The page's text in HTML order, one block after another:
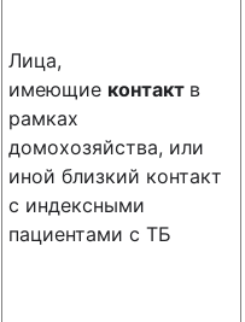
Лица,
имеющие контакт в
рамках
домохозяйства, или
иной близкий контакт
с индексными
пациентами с ТБ